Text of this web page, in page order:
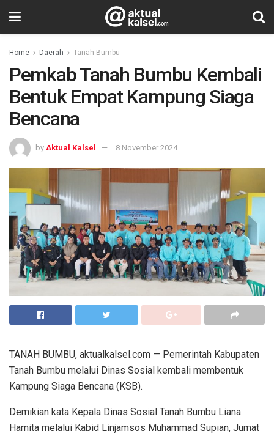
Home Daerah Tanah Bumbu
Pemkab Tanah Bumbu Kembali
Bentuk Empat Kampung Siaga
Bencana
by Aktual Kalsel 8 November 2024
TANAH BUMBU, aktualkalsel.com — Pemerintah Kabupaten
Tanah Bumbu melalui Dinas Sosial kembali membentuk
Kampung Siaga Bencana (KSB).
Demikian kata Kepala Dinas Sosial Tanah Bumbu Liana
Hamita melalui Kabid Linjamsos Muhammad Supian, Jumat